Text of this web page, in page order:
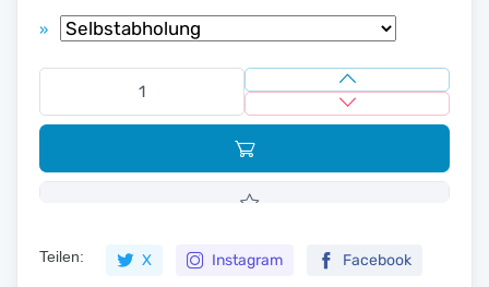
»
Teilen: X Instagram Facebook